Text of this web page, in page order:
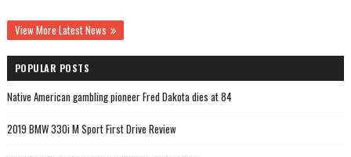
View More Latest News
POPULAR POSTS
Native American gambling pioneer Fred Dakota dies at 84
2019 BMW 330i M Sport First Drive Review